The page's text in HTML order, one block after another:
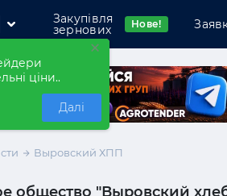
Закупівля
зернових Нове!
Выровский ХПП
общество "Выровский
×
ціни..
Далі